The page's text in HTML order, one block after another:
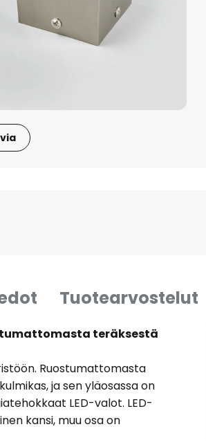
Tuotearvostelut
teräksestä
Ruostumattomasta
ja sen yläosassa on
LED-valot. LED-
kansi, muu osa on
asentaa